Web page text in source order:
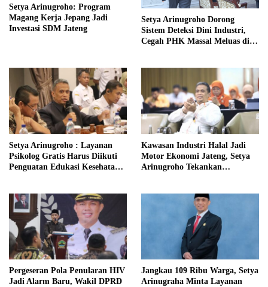
Setya Arinugroho: Program
Magang Kerja Jepang Jadi
Investasi SDM Jateng
Setya Arinugroho Dorong
Sistem Deteksi Dini Industri,
Cegah PHK Massal Meluas di
Setya Arinugroho : Layanan
Psikolog Gratis Harus Diikuti
Penguatan Edukasi Kesehatan
Kawasan Industri Halal Jadi
Motor Ekonomi Jateng, Setya
Arinugroho Tekankan
Pergeseran Pola Penularan HIV
Jadi Alarm Baru, Wakil DPRD
Jangkau 109 Ribu Warga, Setya
Arinugraha Minta Layanan